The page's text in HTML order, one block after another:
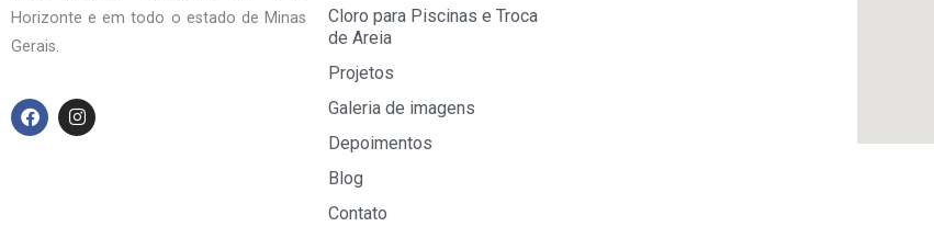
Horizonte e em todo o estado de Minas
Gerais.
F
a
c
I
n
s
Cloro para Piscinas e Troca
de Areia
Projetos
Galeria de imagens
Depoimentos
Blog
Contato